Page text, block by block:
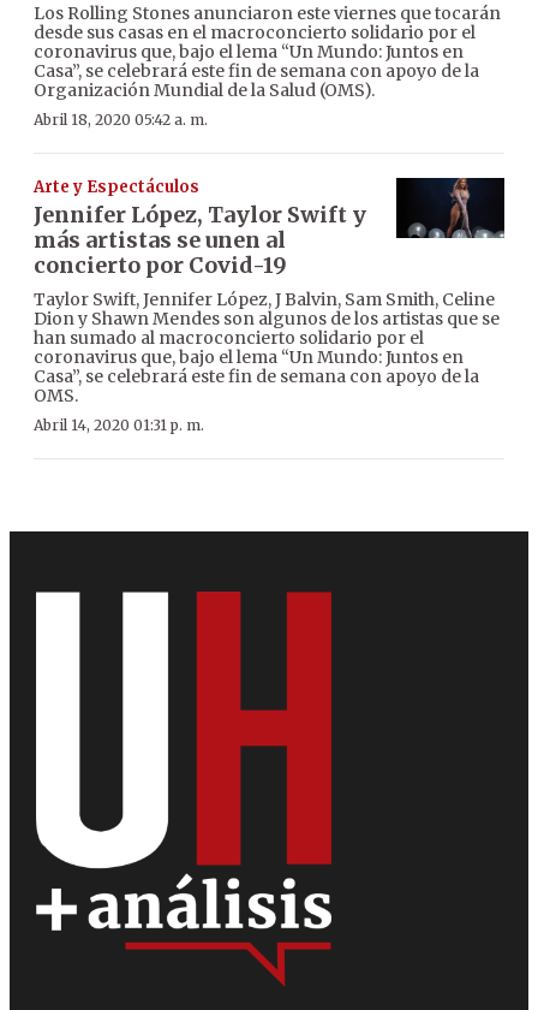
Los Rolling Stones anunciaron este viernes que tocarán
desde sus casas en el macroconcierto solidario por el
coronavirus que, bajo el lema “Un Mundo: Juntos en
Casa”, se celebrará este fin de semana con apoyo de la
Organización Mundial de la Salud (OMS).
Abril 18, 2020 05:42 a. m.
Arte y Espectáculos
Jennifer López, Taylor Swift y
más artistas se unen al
concierto por Covid-19
Taylor Swift, Jennifer López, J Balvin, Sam Smith, Celine
Dion y Shawn Mendes son algunos de los artistas que se
han sumado al macroconcierto solidario por el
coronavirus que, bajo el lema “Un Mundo: Juntos en
Casa”, se celebrará este fin de semana con apoyo de la
OMS.
Abril 14, 2020 01:31 p. m.